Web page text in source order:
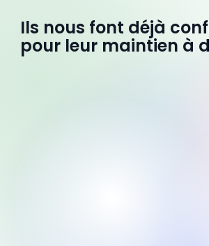
Ils nous font déjà
pour leur maintien à